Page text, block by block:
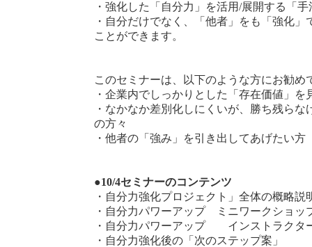
・強化した「自分力」を活用/展開する「
・自分だけでなく、「他者」をも「強化
ことができます。
このセミナーは、以下のような方にお勧め
・企業内でしっかりとした「存在価値」を
・なかなか差別化しにくいが、勝ち残ら
の方々
・他者の「強み」を引き出してあげたい方
●10/4セミナーのコンテンツ
・自分力強化プロジェクト」全体の概略説
・自分力パワーアップ ミニワークショッ
・自分力パワーアップ インストラクタ
・自分力強化後の「次のステップ案」